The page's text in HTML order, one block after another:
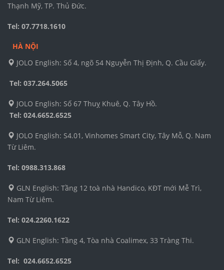
Thạnh Mỹ, TP. Thủ Đức.
Tel: 07.7718.1610
HÀ NỘI
JOLO English: Số 4, ngõ 54 Nguyễn Thị Định, Q. Cầu Giấy.
Tel: 037.264.5065
JOLO English: Số 67 Thuỵ Khuê, Q. Tây Hồ.
Tel: 024.6652.6525
JOLO English: S4.01, Vinhomes Smart City, Tây Mỗ, Q. Nam
Từ Liêm.
Tel: 0988.313.868
GLN English: Tầng 12 toà nhà Handico, KĐT mới Mễ Trì,
Nam Từ Liêm.
Tel: 024.2260.1622
GLN English: Tầng 4, Tòa nhà Coalimex, 33 Tràng Thi.
Tel: 024.6652.6525